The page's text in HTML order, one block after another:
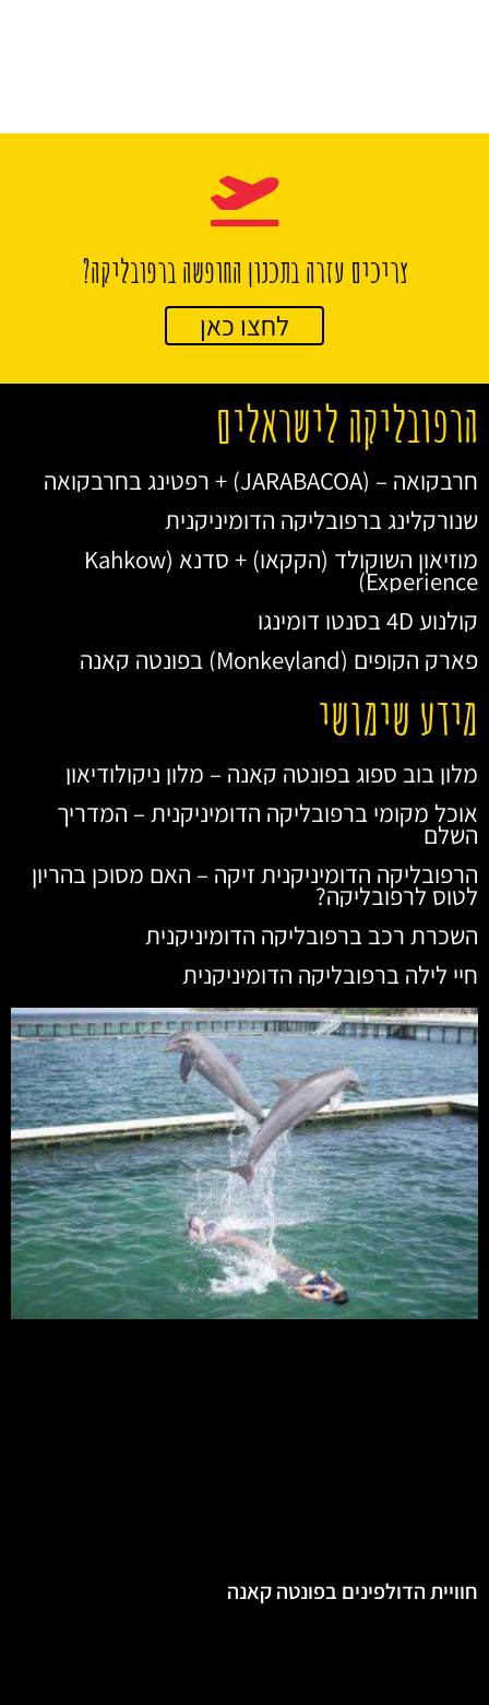
צריכים עזרה בתכנון החופשה ברפובליקה?
לחצו כאן
הרפובליקה לישראלים
חרבקואה – (JARABACOA) + רפטינג בחרבקואה
שנורקלינג ברפובליקה הדומיניקנית
מוזיאון השוקולד (הקקאו) + סדנא (Kahkow
Experience)
קולנוע 4D בסנטו דומינגו
פארק הקופים (Monkeyland) בפונטה קאנה
מידע שימושי
מלון בוב ספוג בפונטה קאנה – מלון ניקולודיאון
אוכל מקומי ברפובליקה הדומיניקנית – המדריך
השלם
הרפובליקה הדומיניקנית זיקה – האם מסוכן בהריון
לטוס לרפובליקה?
השכרת רכב ברפובליקה הדומיניקנית
חיי לילה ברפובליקה הדומיניקנית
חוויית הדולפינים בפונטה קאנה